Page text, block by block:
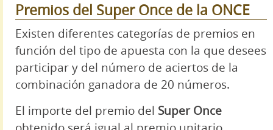
Premios del Super Once de la ONCE
Existen diferentes categorías de premios en
función del tipo de apuesta con la que desees
participar y del número de aciertos de la
combinación ganadora de 20 números.
El importe del premio del Super Once